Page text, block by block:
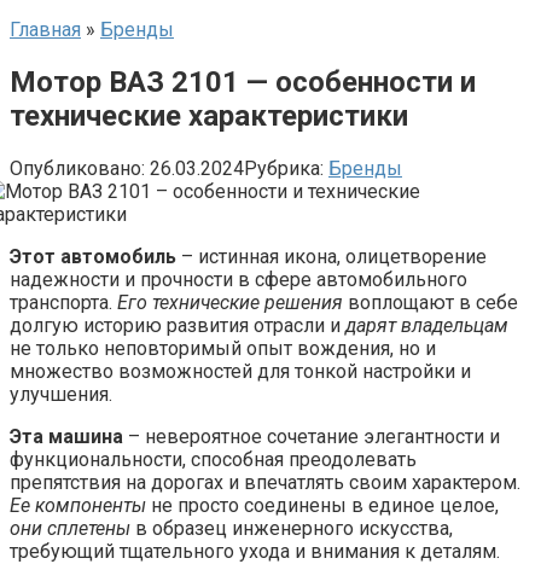
Главная » Бренды
Мотор ВАЗ 2101 — особенности и
технические характеристики
Опубликовано: 26.03.2024Рубрика: Бренды
Этот автомобиль – истинная икона, олицетворение
надежности и прочности в сфере автомобильного
транспорта. Его технические решения воплощают в себе
долгую историю развития отрасли идарят владельцам
не только неповторимый опыт вождения, но и
множество возможностей для тонкой настройки и
улучшения.
Эта машина – невероятное сочетание элегантности и
функциональности, способная преодолевать
препятствия на дорогах и впечатлять своим характером.
Ее компоненты не просто соединены в единое целое,
они сплетены в образец инженерного искусства,
требующий тщательного ухода и внимания к деталям.